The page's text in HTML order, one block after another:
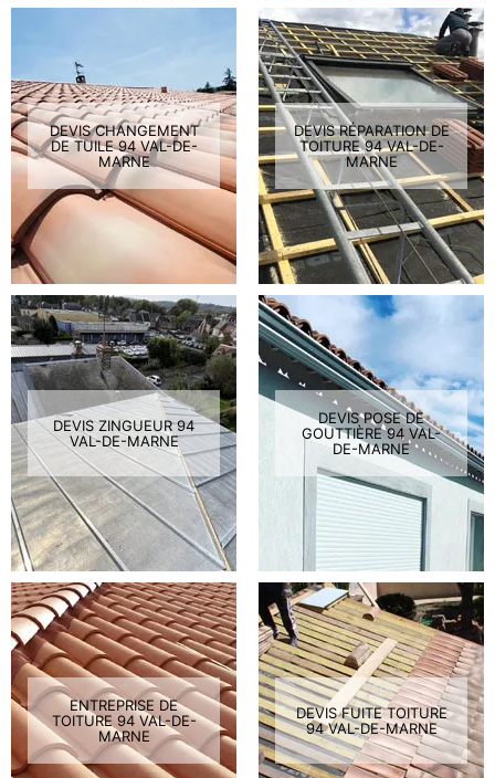
DEVIS CHANGEMENT
DE TUILE 94 VAL-DE-
MARNE
DEVIS RÉPARATION DE
TOITURE 94 VAL-DE-
MARNE
DEVIS ZINGUEUR 94
VAL-DE-MARNE
DEVIS POSE DE
GOUTTIÈRE 94 VAL-
DE-MARNE
ENTREPRISE DE
TOITURE 94 VAL-DE-
MARNE
DEVIS FUITE TOITURE
94 VAL-DE-MARNE